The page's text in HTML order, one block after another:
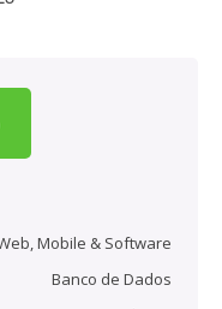
Mobile & Software
Banco de Dados